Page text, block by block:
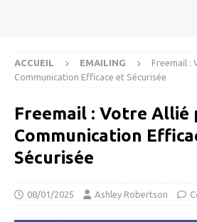
ACCUEIL EMAILING
Freemail :
Communication Efficace et Sécurisée
Freemail : Votre Allié
Communication
Sécurisée
08/01/2025 Ashley Robertson